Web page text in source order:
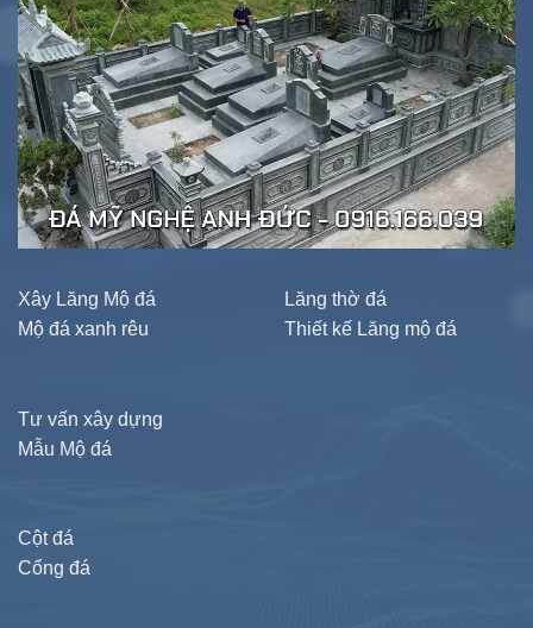
Xây Lăng Mộ đá
Mộ đá xanh rêu
Lăng thờ đá
Thiết kế Lăng mộ đá
Tư vấn xây dựng
Mẫu Mộ đá
Cột đá
Cổng đá